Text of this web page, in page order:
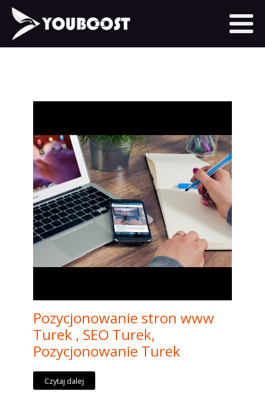
Pozycjonowanie stron www
Turek , SEO Turek,
Pozycjonowanie Turek
Czytaj dalej